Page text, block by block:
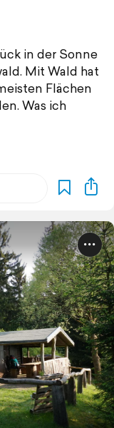
in der Sonne
Mit Wald hat
Flächen
Was ich